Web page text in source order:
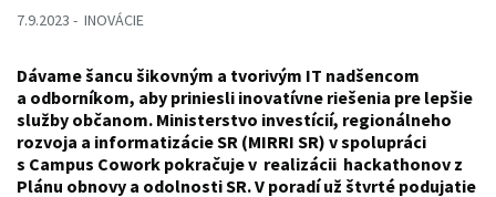
7.9.2023 INOVÁCIE
Dávame šancu šikovným a tvorivým IT nadšencom
a odborníkom, aby priniesli inovatívne riešenia pre lepšie
služby občanom. Ministerstvo investícií, regionálneho
rozvoja a informatizácie SR (MIRRI SR) v spolupráci
s Campus Cowork pokračuje v realizácii hackathonov z
Plánu obnovy a odolnosti SR. V poradí už štvrté podujatie